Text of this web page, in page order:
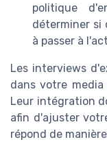
politique
déterminer si
à passer à
Les interviews
dans votre
Leur intégration
afin d'ajuster
répond de